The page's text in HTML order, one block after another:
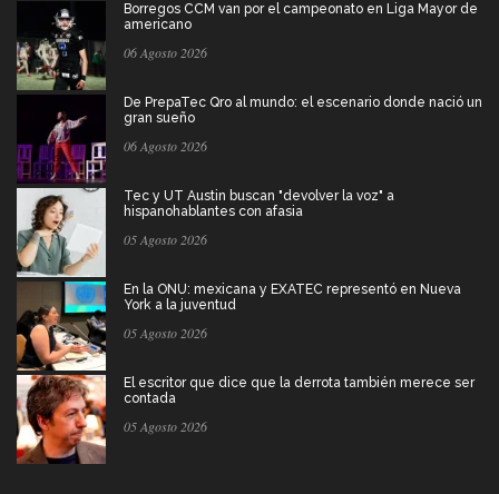
Borregos CCM van por el campeonato en Liga Mayor de
americano
06 Agosto 2026
De PrepaTec Qro al mundo: el escenario donde nació un
gran sueño
06 Agosto 2026
Tec y UT Austin buscan "devolver la voz" a
hispanohablantes con afasia
05 Agosto 2026
En la ONU: mexicana y EXATEC representó en Nueva
York a la juventud
05 Agosto 2026
El escritor que dice que la derrota también merece ser
contada
05 Agosto 2026